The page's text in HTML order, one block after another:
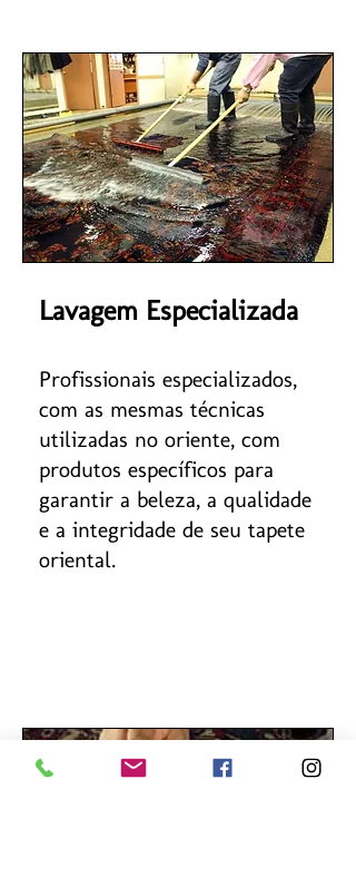
Lavagem Especializada
Profissionais especializados,
com as mesmas técnicas
utilizadas no oriente, com
produtos específicos para
garantir a beleza, a qualidade
e a integridade de seu tapete
oriental.